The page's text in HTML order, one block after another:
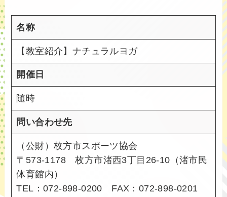
名称
【教室紹介】ナチュラルヨガ
開催日
随時
問い合わせ先
（公財）枚方市スポーツ協会
〒573-1178 枚方市渚西3丁目26-10（渚市民
体育館内）
TEL：072-898-0200 FAX：072-898-0201